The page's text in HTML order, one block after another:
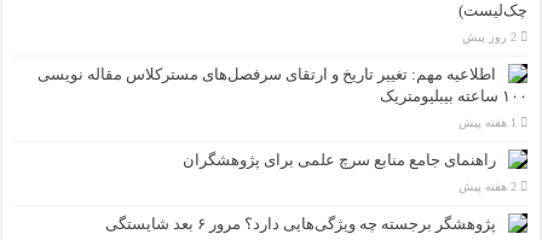
چک‌لیست)
2 روز پیش
اطلاعیه مهم: تغییر تاریخ و ارتقای سرفصل‌های مسترکلاس مقاله نویسی
۱۰۰ ساعته بیبلیومتریک
1 هفته پیش
راهنمای جامع منابع سرچ علمی برای پژوهشگران
2 هفته پیش
پژوهشگر برجسته چه ویژگی‌هایی دارد؟ مرور ۶ بعد شایستگی